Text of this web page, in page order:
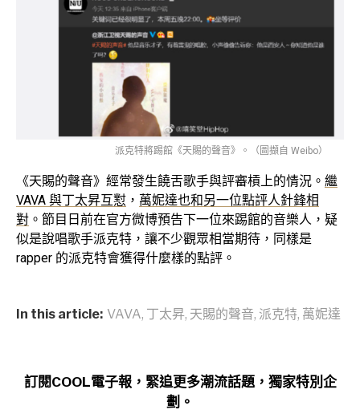
派克特將踢館《天賜的聲音》。（圖擷自 Weibo）
《天賜的聲音》經常發生饒舌歌手與評審槓上的情況。 繼
VAVA 與丁太昇互懟 ， 萬妮達也和另一位點評人針鋒相
對 。節目日前在官方微博預告下一位來踢館的音樂人，疑
似是說唱歌手派克特，讓不少觀眾相當期待，同樣是
rapper 的派克特會獲得什麼樣的點評。
In this article: VAVA, 丁太昇, 天賜的聲音, 派克特, 萬妮達
訂閱COOL電子報，緊追更多潮流話題，獨家特別企
劃。